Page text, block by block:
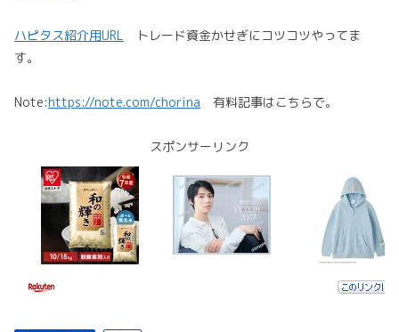
ハピタス紹介用URL
トレード資金かせぎにコツコツやってま
す。
Note:https://note.com/chorina 有料記事はこちらで。
スポンサーリンク